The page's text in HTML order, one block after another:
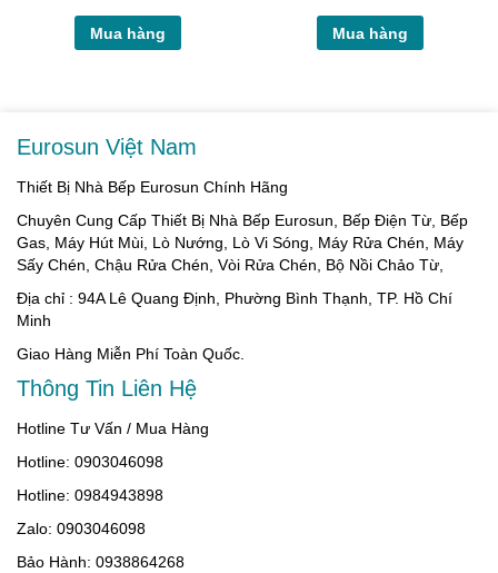
Mua hàng Mua hàng
Eurosun Việt Nam
Thiết Bị Nhà Bếp Eurosun Chính Hãng
Chuyên Cung Cấp Thiết Bị Nhà Bếp Eurosun, Bếp Điện Từ, Bếp
Gas, Máy Hút Mùi, Lò Nướng, Lò Vi Sóng, Máy Rửa Chén, Máy
Sấy Chén, Chậu Rửa Chén, Vòi Rửa Chén, Bộ Nồi Chảo Từ,
Địa chỉ : 94A Lê Quang Định, Phường Bình Thạnh, TP. Hồ Chí
Minh
Giao Hàng Miễn Phí Toàn Quốc.
Thông Tin Liên Hệ
Hotline Tư Vấn / Mua Hàng
Hotline: 0903046098
Hotline: 0984943898
Zalo: 0903046098
Bảo Hành: 0938864268